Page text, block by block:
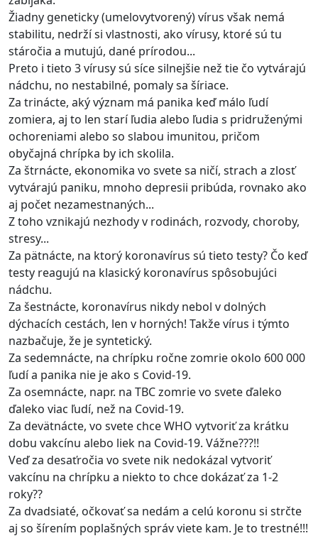
Žiadny geneticky (umelovytvorený) vírus však nemá
stabilitu, nedrží si vlastnosti, ako vírusy, ktoré sú tu
stáročia a mutujú, dané prírodou...
Preto i tieto 3 vírusy sú síce silnejšie než tie čo vytvárajú
nádchu, no nestabilné, pomaly sa šíriace.
Za trinácte, aký význam má panika keď málo ľudí
zomiera, aj to len starí ľudia alebo ľudia s pridruženými
ochoreniami alebo so slabou imunitou, pričom
obyčajná chrípka by ich skolila.
Za štrnácte, ekonomika vo svete sa ničí, strach a zlosť
vytvárajú paniku, mnoho depresii pribúda, rovnako ako
aj počet nezamestnaných...
Z toho vznikajú nezhody v rodinách, rozvody, choroby,
stresy...
Za pätnácte, na ktorý koronavírus sú tieto testy? Čo keď
testy reagujú na klasický koronavírus spôsobujúci
nádchu.
Za šestnácte, koronavírus nikdy nebol v dolných
dýchacích cestách, len v horných! Takže vírus i týmto
nazbačuje, že je syntetický.
Za sedemnácte, na chrípku ročne zomrie okolo 600 000
ľudí a panika nie je ako s Covid-19.
Za osemnácte, napr. na TBC zomrie vo svete ďaleko
ďaleko viac ľudí, než na Covid-19.
Za devätnácte, vo svete chce WHO vytvoriť za krátku
dobu vakcínu alebo liek na Covid-19. Vážne???!!
Veď za desaťročia vo svete nik nedokázal vytvoriť
vakcínu na chrípku a niekto to chce dokázať za 1-2
roky??
Za dvadsiaté, očkovať sa nedám a celú koronu si strčte
aj so šírením poplašných správ viete kam. Je to trestné!!!